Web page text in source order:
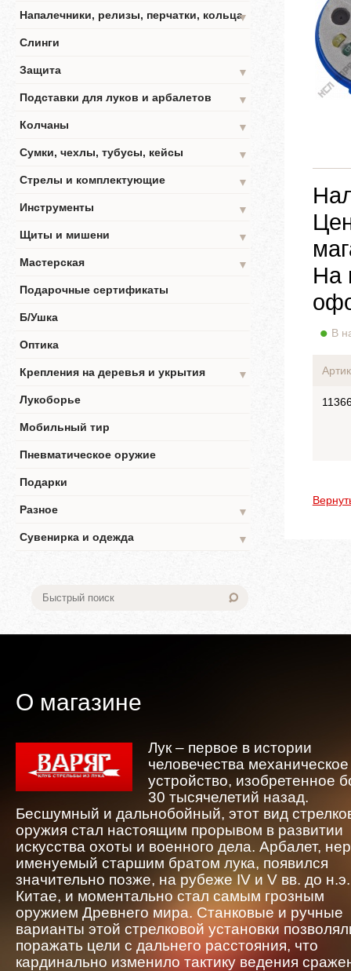
Напалечники, релизы, перчатки, кольца▼
Слинги
Защита
▼
Подставки для луков и арбалетов
▼
Колчаны
▼
Сумки, чехлы, тубусы, кейсы
▼
Стрелы и комплектующие
▼
Инструменты
▼
Щиты и мишени
▼
Мастерская
▼
Подарочные сертификаты
Б/Ушка
Оптика
Крепления на деревья и укрытия
▼
Лукоборье
Мобильный тир
Пневматическое оружие
Подарки
Разное
▼
Сувенирка и одежда
▼
На
В
О магазине
Лук – первое в истории
человечества механическое
устройство, изобретенное
30 тысячелетий назад.
Бесшумный и дальнобойный, этот вид
оружия стал настоящим прорывом в развитии
искусства охоты и военного дела. Арбалет,
именуемый старшим братом лука, появился
значительно позже, на рубеже IV и V вв. до
Китае, и моментально стал самым грозным
оружием Древнего мира. Станковые и ручные
варианты этой стрелковой установки
поражать цели с дальнего расстояния, что
кардинально изменило тактику ведения